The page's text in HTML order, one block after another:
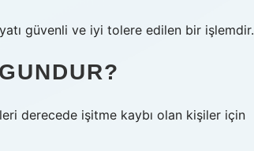
güvenli ve iyi tolere edilen bir işlemdir.
derecede işitme kaybı olan kişiler için